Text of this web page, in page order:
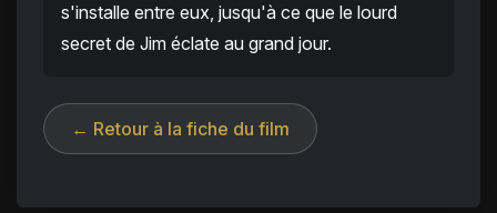
s'installe entre eux, jusqu'à ce que le lourd
secret de Jim éclate au grand jour.
← Retour à la fiche du film